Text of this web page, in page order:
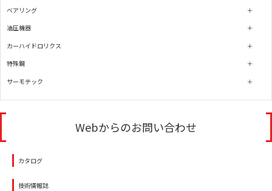
ベアリング
油圧機器
カーハイドロリクス
特殊鋼
サーモテック
Webからのお問い合わせ
カタログ
技術情報誌